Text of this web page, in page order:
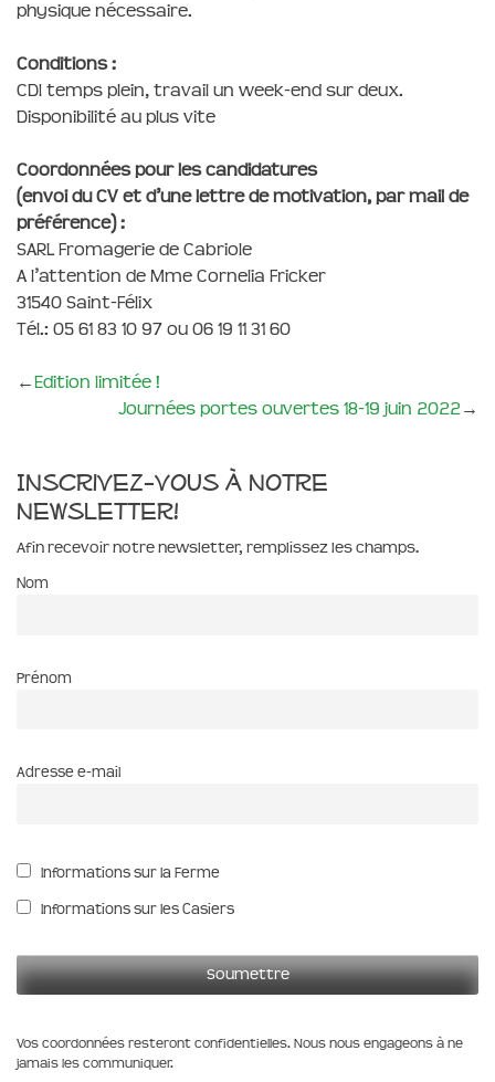
physique nécessaire.
Conditions :
CDI temps plein, travail un week-end sur deux.
Disponibilité au plus vite
Coordonnées pour les candidatures
(envoi du CV et d’une lettre de motivation, par mail de
préférence) :
SARL Fromagerie de Cabriole
A l’attention de Mme Cornelia Fricker
31540 Saint-Félix
Tél.: 05 61 83 10 97 ou 06 19 11 31 60
←Edition limitée !
Journées portes ouvertes 18-19 juin 2022→
Inscrivez-vous à notre
newsletter!
Afin recevoir notre newsletter, remplissez les champs.
Nom
Prénom
Adresse e-mail
Informations sur la Ferme
Informations sur les Casiers
Vos coordonnées resteront confidentielles. Nous nous engageons à ne
jamais les communiquer.